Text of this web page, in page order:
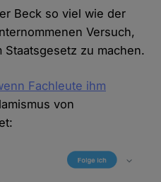
Beck so viel wie der
Versuch,
zu machen.
Fachleute ihm
von